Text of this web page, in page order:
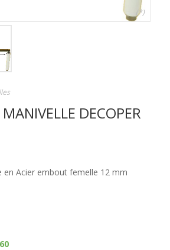
(*)
DECOPER
en Acier embout femelle 12 mm